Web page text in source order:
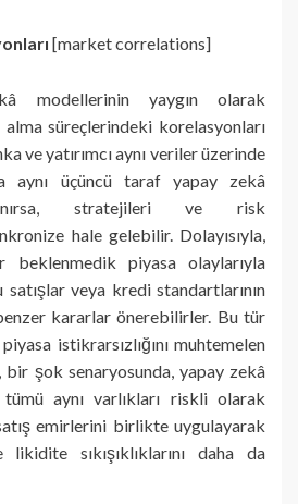
[market correlations]
modellerinin yaygın olarak
süreçlerindeki korelasyonları
ve yatırımcı aynı veriler üzerinde
aynı üçüncü taraf yapay zekâ
stratejileri ve risk
hale gelebilir. Dolayısıyla,
beklenmedik piyasa olaylarıyla
satışlar veya kredi standartlarının
benzer kararlar önerebilirler. Bu tür
istikrarsızlığını muhtemelen
bir şok senaryosunda, yapay zekâ
aynı varlıkları riskli olarak
emirlerini birlikte uygulayarak
sıkışıklıklarını daha da